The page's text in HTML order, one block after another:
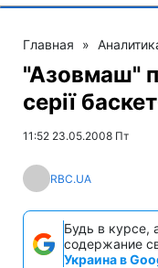
Главная »
"Азовмаш"
серії
11:52 23.05.2008 Пт
RBC.UA
Будь в курсе,
содержание
Украина в